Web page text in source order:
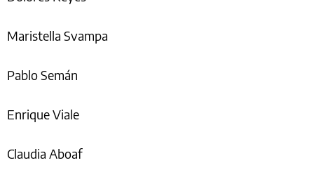
Maristella Svampa
Pablo Semán
Enrique Viale
Claudia Aboaf